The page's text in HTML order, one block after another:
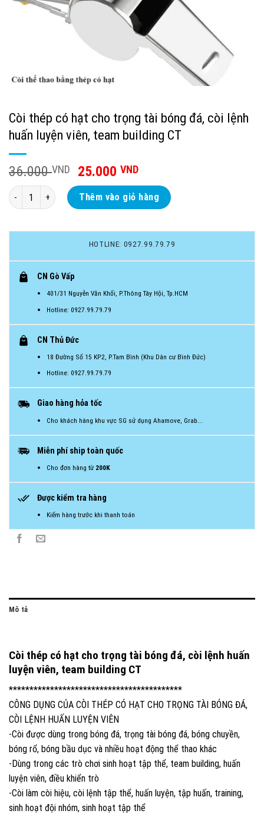
Còi thép có hạt cho trọng tài bóng đá, còi lệnh
huấn luyện viên, team building CT
36.000VND 25.000VND
Còi thép có hạt cho trọng tài bóng đá, còi lệnh huấn luyện viên, team
Thêm vào giỏ hàng
HOTLINE: 0927.99.79.79
CN Gò Vấp
401/31 Nguyễn Văn Khối, P.Thông Tây Hội, Tp.HCM
Hotline: 0927.99.79.79
CN Thủ Đức
18 Đường Số 15 KP2, P.Tam Bình (Khu Dân cư Bình Đức)
Hotline: 0927.99.79.79
Giao hàng hỏa tốc
Cho khách hàng khu vực SG sử dụng Ahamove, Grab...
Miễn phí ship toàn quốc
Cho đơn hàng từ200K
Được kiểm tra hàng
Kiểm hàng trước khi thanh toán
Mô tả
Còi thép có hạt cho trọng tài bóng đá, còi lệnh huấn
luyện viên, team building CT
******************************************
CÔNG DỤNG CỦA CÒI THÉP CÓ HẠT CHO TRỌNG TÀI BÓNG ĐÁ,
CÒI LỆNH HUẤN LUYỆN VIÊN
-Còi được dùng trong bóng đá, trọng tài bóng đá, bóng chuyền,
bóng rổ, bóng bầu dục và nhiều hoạt động thể thao khác
-Dùng trong các trò chơi sinh hoạt tập thể, team building, huấn
luyện viên, điều khiển trò
-Còi làm còi hiệu, còi lệnh tập thể, huấn luyện, tập huấn, training,
sinh hoạt đội nhóm, sinh hoạt tập thể